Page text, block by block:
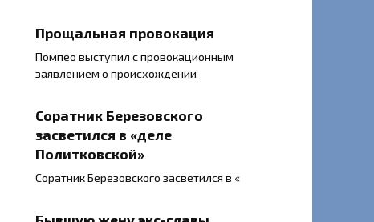
Прощальная провокация
Помпео выступил с провокационным
заявлением о происхождении
Соратник Березовского
засветился в «деле
Политковской»
Соратник Березовского засветился в «